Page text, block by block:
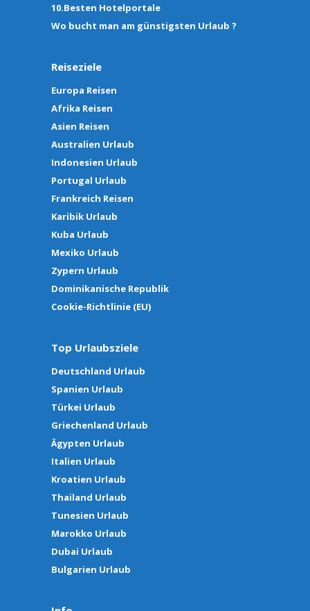
10.Besten Hotelportale
Wo bucht man am günstigsten Urlaub ?
Reiseziele
Europa Reisen
Afrika Reisen
Asien Reisen
Australien Urlaub
Indonesien Urlaub
Portugal Urlaub
Frankreich Reisen
Karibik Urlaub
Kuba Urlaub
Mexiko Urlaub
Zypern Urlaub
Dominikanische Republik
Cookie-Richtlinie (EU)
Top Urlaubsziele
Deutschland Urlaub
Spanien Urlaub
Türkei Urlaub
Griechenland Urlaub
Ägypten Urlaub
Italien Urlaub
Kroatien Urlaub
Thailand Urlaub
Tunesien Urlaub
Marokko Urlaub
Dubai Urlaub
Bulgarien Urlaub